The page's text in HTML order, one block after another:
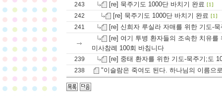
243 [re] 묵주기도 1000단 바치기 완료 [1]
242 [re] 묵주기도 1000단 바치기 완료 [1]
241
[re] 신희자 루실라 자매를 위한 기도-
[re] 여기 투병 환자들의 조속한 치유를
미사참례 100회 바침니다
239 [re] 중태 환자를 위한 기도-묵주기;도
238 "이슬람은 죽여도 된다. 하나님의 이름으